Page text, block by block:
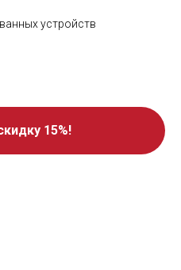
устройств
15%!